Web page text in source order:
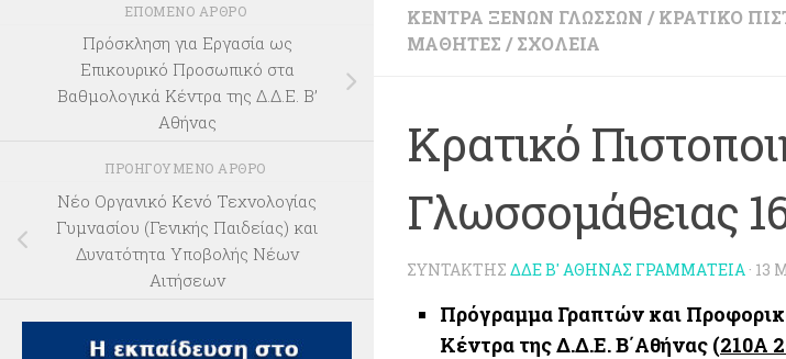
ΚΈΝΤΡΑ ΞΈΝΩΝ ΓΛΩΣΣΏΝ / ΚΡΑΤΙΚΌ
ΜΑΘΗΤΈΣ / ΣΧΟΛΕΊΑ
Κρατικό
Γλωσσομάθειας
ΣΥΝΤΆΚΤΗΣ ΔΔΕ Β' ΑΘΉΝΑΣ ΓΡΑΜΜΑΤΕΊΑ · 13
Πρόγραμμα Γραπτών και
Κέντρα της Δ.Δ.Ε. Β΄Αθήνας (210Α
ΕΠΌΜΕΝΟ ΆΡΘΡΟ
Πρόσκληση για Εργασία ως
Επικουρικό Προσωπικό στα
Βαθμολογικά Κέντρα της Δ.Δ.Ε. Β’
Αθήνας
ΠΡΟΗΓΟΎΜΕΝΟ ΆΡΘΡΟ
Νέο Οργανικό Κενό Τεχνολογίας
Γυμνασίου (Γενικής Παιδείας) και
Δυνατότητα Υποβολής Νέων
Αιτήσεων